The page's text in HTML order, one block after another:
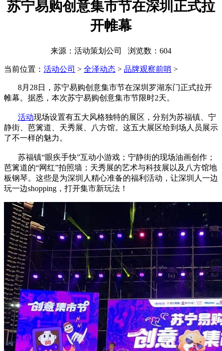
苏宁易购创意集市节在深圳正式拉
开帷幕
来源：活动策划公司 浏览数： 604
当前位置： 活动公司 > 全泽动态 > 品牌观察前哨 >
8月28日，苏宁易购创意集市节在深圳罗湖东门正式拉开
帷幕。据悉，本次苏宁易购创意集市节限时2天。
活动现场设置有五大风格独特的展区，分别为苏福镇、宁
静街、芭篱道、天秀展、八方馆。这五大展区给到场人员展示
了不一样的魅力。
苏福镇“眼疾手快”互动小游戏；宁静街的现场油画创作；
芭篱道的“网红”拍照墙；天秀展的艺术与科技展以及八方馆地
板钢琴。这些是为深圳人精心准备的福利活动，让深圳人一边
玩一边shopping，打开集市新玩法！